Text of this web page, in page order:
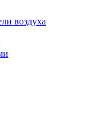
воздуха